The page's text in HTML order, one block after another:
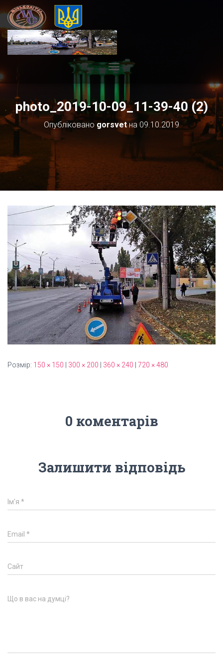
П
Е
Е
М
К
В
Г
А
Ц
І
Ю
photo_2019-10-09_11-39-40 (2)
Опубліковано gorsvetна 09.10.2019
Розмір: 150 × 150 300 × 200 360 × 240 720 × 480
0 коментарів
Залишити відповідь
Ім'я *
Email *
Сайт
Що в вас на думці?